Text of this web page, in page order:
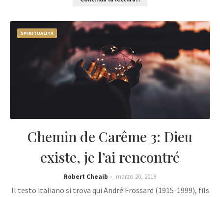
SPIRITUALITÀ
Chemin de Carême 3: Dieu
existe, je l’ai rencontré
Robert Cheaib marzo 20, 2019
Il testo italiano si trova qui André Frossard (1915-1999), fils